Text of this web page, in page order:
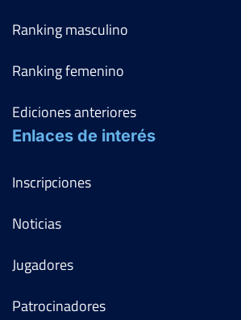
Ranking masculino
Ranking femenino
Ediciones anteriores
Enlaces de interés
Inscripciones
Noticias
Jugadores
Patrocinadores